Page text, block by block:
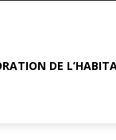
DE